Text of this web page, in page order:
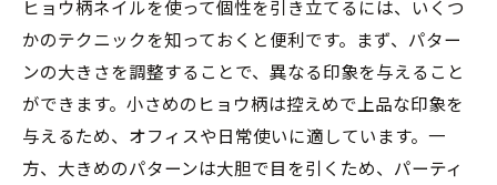
ヒョウ柄ネイルを使って個性を引き立てるには、いくつ
かのテクニックを知っておくと便利です。まず、パター
ンの大きさを調整することで、異なる印象を与えること
ができます。小さめのヒョウ柄は控えめで上品な印象を
与えるため、オフィスや日常使いに適しています。一
方、大きめのパターンは大胆で目を引くため、パーティ